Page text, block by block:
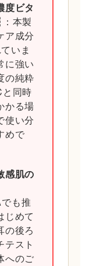
度ビタ
：本製
ア成分
いま
に強い
の純粋
同時
かる場
使い分
めで
感肌の
も推
じめて
の後ろ
スト
へのご